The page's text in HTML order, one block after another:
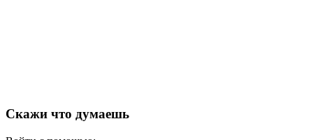
Скажи что думаешь